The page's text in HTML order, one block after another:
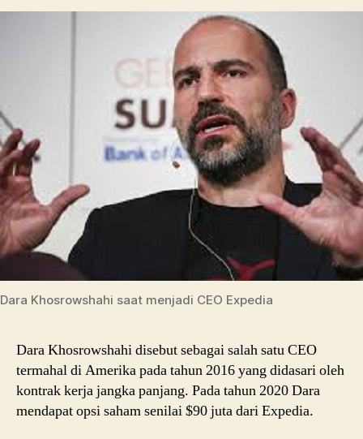
Dara Khosrowshahi saat menjadi CEO Expedia
Dara Khosrowshahi disebut sebagai salah satu CEO
termahal di Amerika pada tahun 2016 yang didasari oleh
kontrak kerja jangka panjang. Pada tahun 2020 Dara
mendapat opsi saham senilai $90 juta dari Expedia.